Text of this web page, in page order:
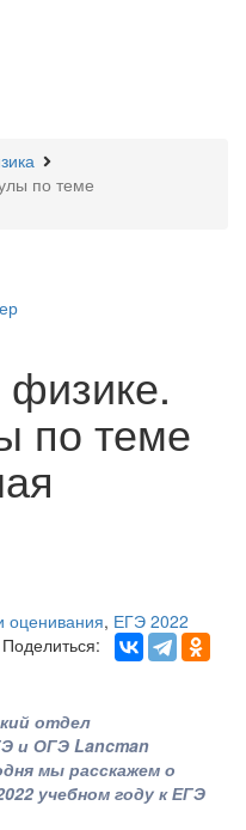
по теме
по теме
оценивания, ЕГЭ 2022
Поделиться:
отдел
и ОГЭ Lancman
мы расскажем о
учебном году к ЕГЭ